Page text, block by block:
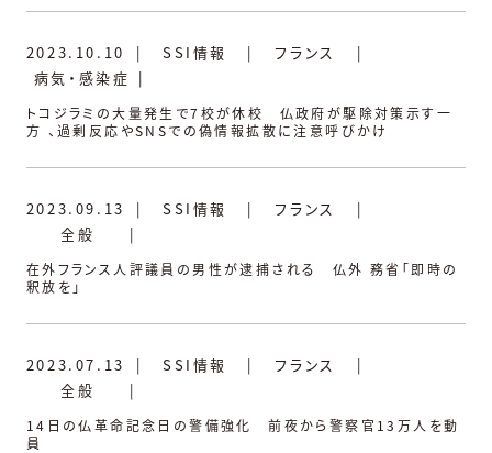
2023.10.10 | SSI情報 | フランス
|
病気・感染症 |
トコジラミの大量発生で7校が休校 仏政府が駆除対策示す一
方 、過剰反応やSNSでの偽情報拡散に注意呼びかけ
2023.09.13 | SSI情報 | フランス
|
全般
|
在外フランス人評議員の男性が逮捕される 仏外 務省「即時の
釈放を」
2023.07.13 | SSI情報 | フランス
|
全般
|
14日の仏革命記念日の警備強化 前夜から警察官13万人を動
員